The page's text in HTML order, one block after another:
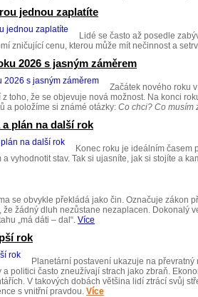
jednou zaplatíte
Lidé se často až posedle
zničující cenu, kterou může mít nečinnost a
2026 s jasným záměrem
Začátek nového roku
toho, že se objevuje nová možnost. Na konci
a položíme si známé otázky: Co chci? Co musím
plán na další rok
Konec roku je ideálním časem
vyhodnotit stav. Tak si ujasníte, jak si stojíte a
se obvykle překládá jako čin. Označuje zákon
že žádný dluh nezůstane nezaplacen. Dokonalý
„má dáti – dal“. Více
rok
Planetární postavení ukazuje na
a politici často zneužívají strach jako zbraň.
V takových dobách většina lidí ztrácí svůj
s vnitřní pravdou. Více